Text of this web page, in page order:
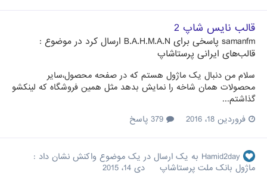
قالب نایس شاپ 2
samanfm پاسخی برای B.A.H.M.A.N ارسال کرد در موضوع :
قالب‌های ایرانی پرستاشاپ
سلام من دنبال یک ماژول هستم که در صفحه محصول،سایر
محصولات همان شاخه را نمایش بدهد مثل همین فروشگاه که لینکشو
گذاشتم...
فروردین 18، 2016
Hamid2day به یک ارسال در یک موضوع واکنش نشان داد :
ماژول بانک ملت پرستاشاپ
دی 14، 2015